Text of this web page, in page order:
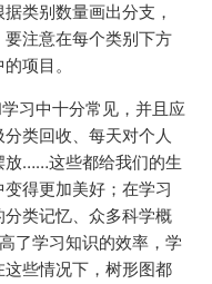
类别数量画出分支，
注意在每个类别下方
项目。
习中十分常见，并且应
类回收、每天对个人
放……这些都给我们的生
得更加美好；在学习
类记忆、众多科学概
了学习知识的效率，学
些情况下，树形图都